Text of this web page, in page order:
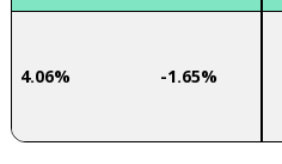
-1.65%
4.06%